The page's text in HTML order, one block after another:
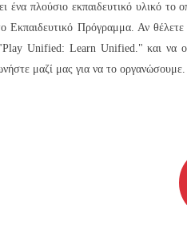
ένα πλούσιο εκπαιδευτικό υλικό το
Εκπαιδευτικό Πρόγραμμα. Αν
Unified: Learn Unified." και να
μαζί μας για να το οργανώσουμε.